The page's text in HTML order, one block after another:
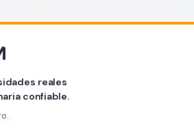
reales
confiable.